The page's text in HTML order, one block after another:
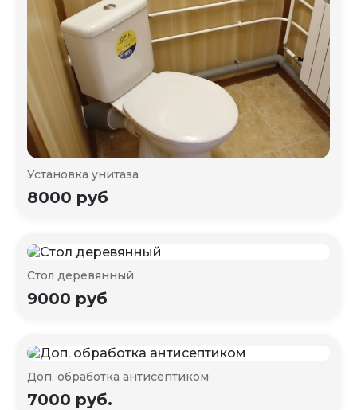
Установка унитаза
8000 руб
Стол деревянный
9000 руб
Доп. обработка антисептиком
7000 руб.